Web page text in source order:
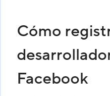
Cómo
Facebook